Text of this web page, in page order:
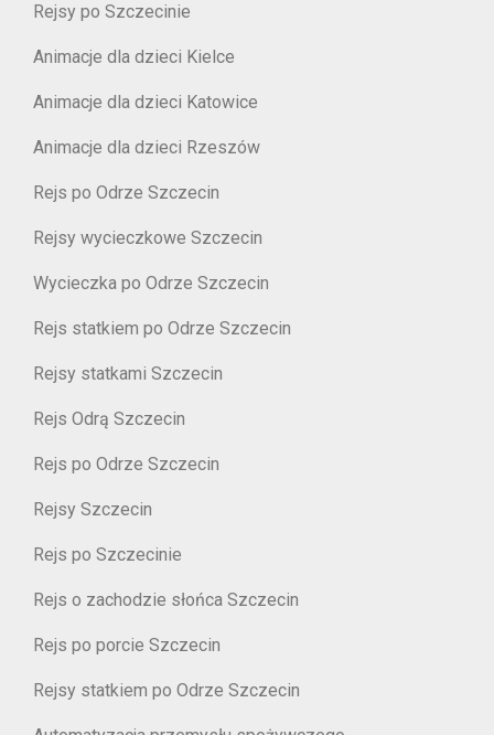
Rejsy po Szczecinie
Animacje dla dzieci Kielce
Animacje dla dzieci Katowice
Animacje dla dzieci Rzeszów
Rejs po Odrze Szczecin
Rejsy wycieczkowe Szczecin
Wycieczka po Odrze Szczecin
Rejs statkiem po Odrze Szczecin
Rejsy statkami Szczecin
Rejs Odrą Szczecin
Rejs po Odrze Szczecin
Rejsy Szczecin
Rejs po Szczecinie
Rejs o zachodzie słońca Szczecin
Rejs po porcie Szczecin
Rejsy statkiem po Odrze Szczecin